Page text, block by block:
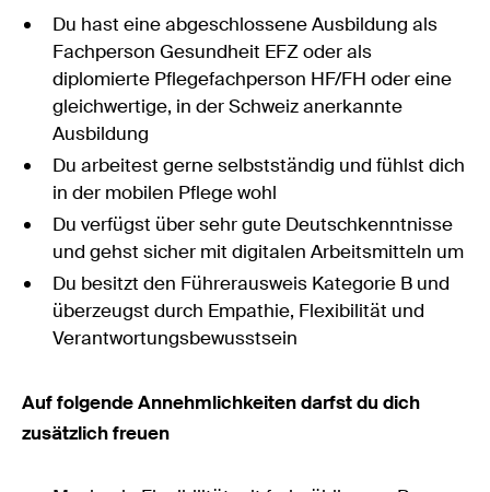
Du hast eine abgeschlossene Ausbildung als
Fachperson Gesundheit EFZ oder als
diplomierte Pflegefachperson HF/FH oder eine
gleichwertige, in der Schweiz anerkannte
Ausbildung
Du arbeitest gerne selbstständig und fühlst dich
in der mobilen Pflege wohl
Du verfügst über sehr gute Deutschkenntnisse
und gehst sicher mit digitalen Arbeitsmitteln um
Du besitzt den Führerausweis Kategorie B und
überzeugst durch Empathie, Flexibilität und
Verantwortungsbewusstsein
Auf folgende Annehmlichkeiten darfst du dich
zusätzlich freuen